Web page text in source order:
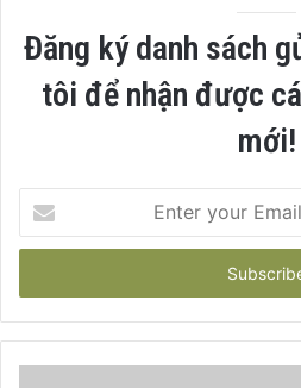
Đăng ký danh sách
tôi để nhận được
mới!
your
Email